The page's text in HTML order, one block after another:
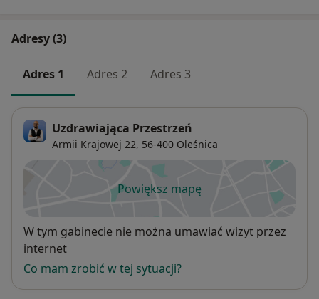
Adresy (3)
Adres 1 Adres 2 Adres 3
Uzdrawiająca Przestrzeń
Armii Krajowej 22, 56-400 Oleśnica
Powiększ mapęotwiera się w nowej karcie
Dostępność
W tym gabinecie nie można umawiać wizyt przez
internet
Co mam zrobić w tej sytuacji?